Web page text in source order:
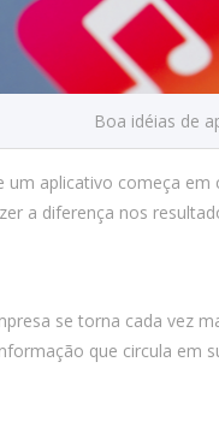
Boa idéias de
aplicativo começa
a diferença nos
se torna cada vez
que circula em